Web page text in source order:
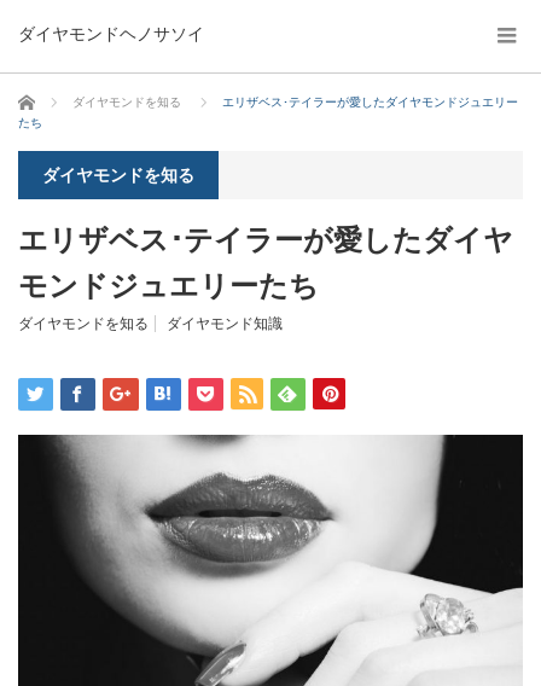
ダイヤモンドヘノサソイ
ホーム ダイヤモンドを知る
エリザベス･テイラーが愛したダイヤモンドジュエリー
たち
ダイヤモンドを知る
エリザベス･テイラーが愛したダイヤ
モンドジュエリーたち
ダイヤモンドを知る ダイヤモンド知識